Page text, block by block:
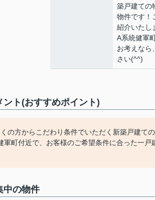
築戸建ての
物件です！
紹介いたし
A系統健軍
お考えなら
さい(^^)
ト(おすすめポイント)
の方からこだわり条件でいただく新築戸建て
町付近で、お客様のご希望条件に合った一戸
中の物件